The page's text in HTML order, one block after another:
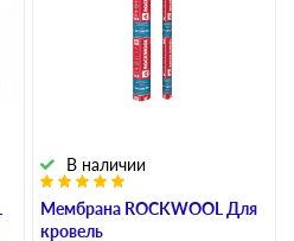
Мембрана ROCKWOOL Для
кровель
В наличии